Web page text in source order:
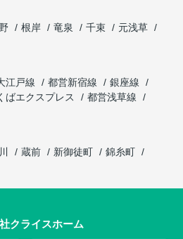
根岸 竜泉 千束
元浅草
江戸線 都営新宿線
銀座線
ばエクスプレス
都営浅草線
蔵前 新御徒町
錦糸町
クライスホーム